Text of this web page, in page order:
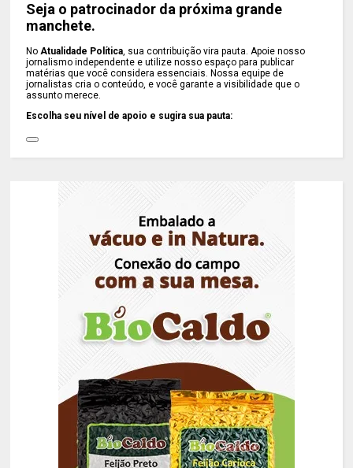
Seja o patrocinador da próxima grande
manchete.
NoAtualidade Política, sua contribuição vira pauta. Apoie nosso
jornalismo independente e utilize nosso espaço para publicar
matérias que você considera essenciais. Nossa equipe de
jornalistas cria o conteúdo, e você garante a visibilidade que o
assunto merece.
Escolha seu nível de apoio e sugira sua pauta: